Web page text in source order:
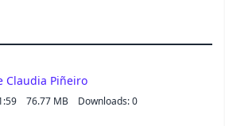
Claudia Piñeiro
76.77 MB Downloads: 0